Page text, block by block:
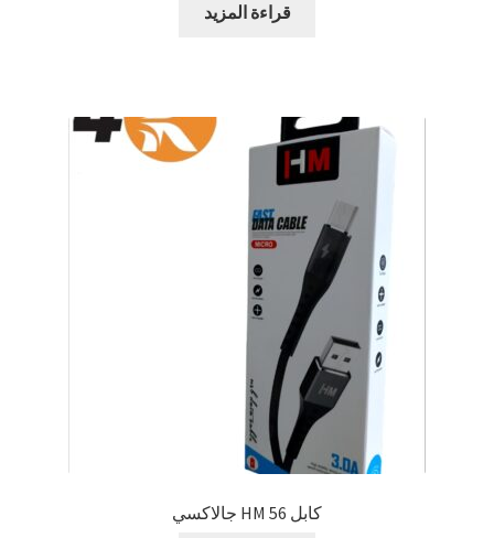
قراءة المزيد
كابل HM 56 جالاكسي